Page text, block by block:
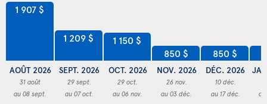
1 907 $
AOÛT 2026
31 août
au 08 sept.
1 209 $
SEPT. 2026
29 sept.
au 07 oct.
1 150 $
OCT. 2026
29 oct.
au 06 nov.
850 $
NOV. 2026
26 nov.
au 03 déc.
850 $
DÉC. 2026
10 déc.
au 17 déc.